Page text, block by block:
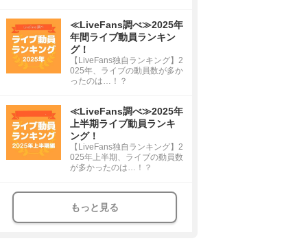
≪LiveFans調べ≫2025年
年間ライブ動員ランキン
グ！
【LiveFans独自ランキング】2
025年、ライブの動員数が多か
ったのは…！？
≪LiveFans調べ≫2025年
上半期ライブ動員ランキ
ング！
【LiveFans独自ランキング】2
025年上半期、ライブの動員数
が多かったのは…！？
もっと見る